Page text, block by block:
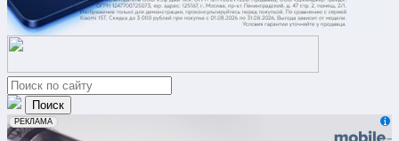
erid: 2VfnxxmNzs5
РЕКЛАМА